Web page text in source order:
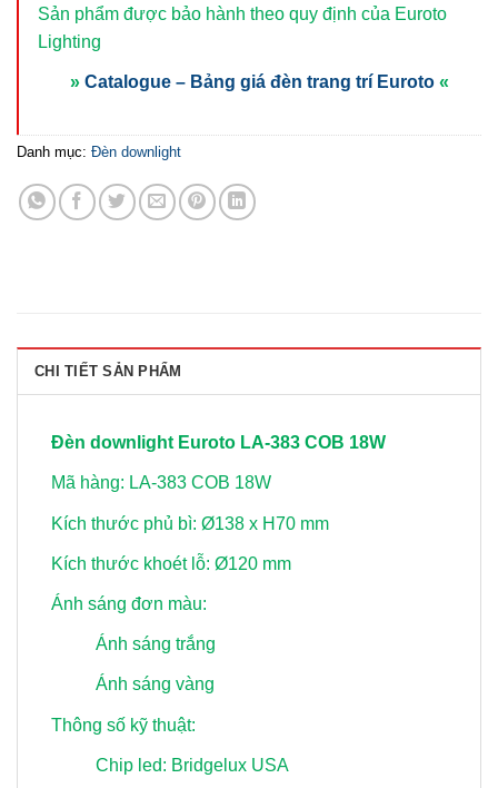
Sản phẩm được bảo hành theo quy định của Euroto
Lighting
» Catalogue – Bảng giá đèn trang trí Euroto «
Danh mục: Đèn downlight
CHI TIẾT SẢN PHẨM
Đèn downlight Euroto LA-383 COB 18W
Mã hàng: LA-383 COB 18W
Kích thước phủ bì: Ø138 x H70 mm
Kích thước khoét lỗ: Ø120 mm
Ánh sáng đơn màu:
Ánh sáng trắng
Ánh sáng vàng
Thông số kỹ thuật:
Chip led: Bridgelux USA